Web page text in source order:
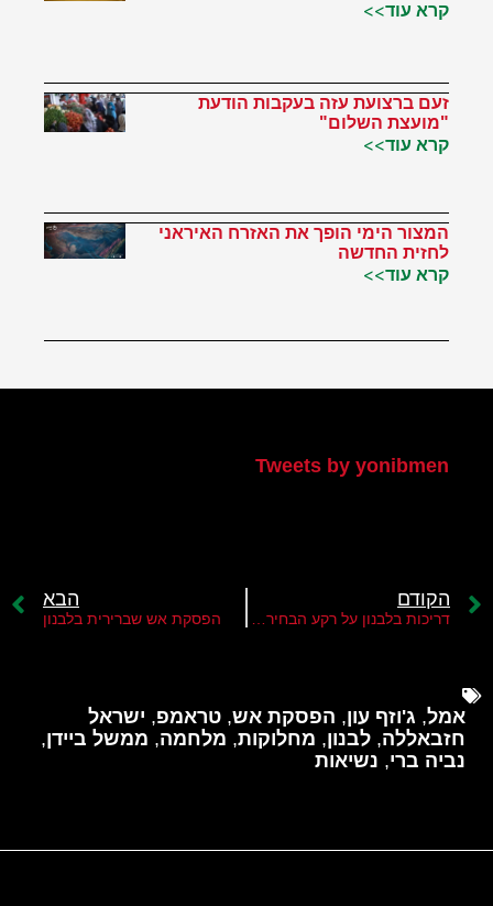
קרא עוד>>
זעם ברצועת עזה בעקבות הודעת
"מועצת השלום"
קרא עוד>>
המצור הימי הופך את האזרח האיראני
לחזית החדשה
קרא עוד>>
Tweets by yonibmen
הקודם הבא
הפסקת אש שברירית בלבנון
אמל, ג'וזף עון, הפסקת אש, טראמפ, ישראל
חזבאללה, לבנון, מחלוקות, מלחמה, ממשל ביידן,
נביה ברי, נשיאות